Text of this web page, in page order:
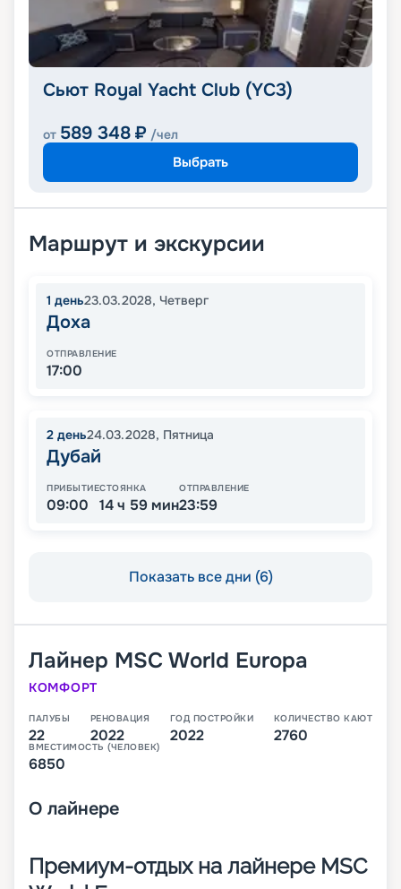
Сьют Royal Yacht Club (YC3)
от 589 348 ₽ /чел
Выбрать
Маршрут и экскурсии
1 день23.03.2028, Четверг
Доха
ОТПРАВЛЕНИЕ
17:00
2 день24.03.2028, Пятница
Дубай
ПРИБЫТИЕ
09:00
СТОЯНКА
14 ч 59 мин
ОТПРАВЛЕНИЕ
23:59
Показать все дни (6)
Лайнер MSC World Europa
КОМФОРТ
ПАЛУБЫ
22
РЕНОВАЦИЯ
2022
ГОД ПОСТРОЙКИ
2022
КОЛИЧЕСТВО КАЮТ
2760
ВМЕСТИМОСТЬ (ЧЕЛОВЕК)
6850
О лайнере
Премиум-отдых на лайнере MSC